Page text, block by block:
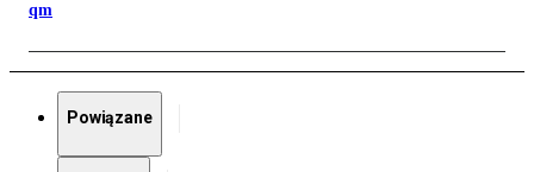
qm
Powiązane